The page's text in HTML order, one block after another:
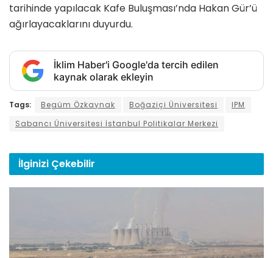
tarihinde yapılacak Kafe Buluşması’nda Hakan Gür’ü
ağırlayacaklarını duyurdu.
İklim Haber'i Google'da tercih edilen
kaynak olarak ekleyin
Tags: Begüm Özkaynak Boğaziçi Üniversitesi
IPM
Sabancı Üniversitesi İstanbul Politikalar Merkezi
İlginizi Çekebilir